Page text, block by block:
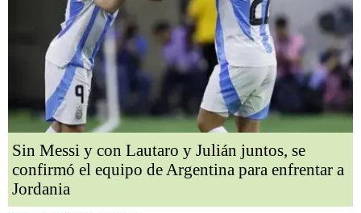
Sin Messi y con Lautaro y Julián juntos, se
confirmó el equipo de Argentina para enfrentar a
Jordania